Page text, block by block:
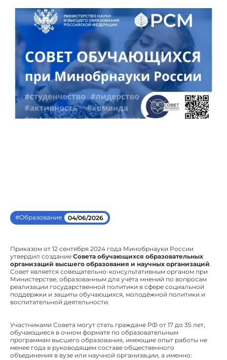
#Образование 04/06/2026
Приказом от 12 сентября 2024 года Минобрнауки России
утвердил создание Совета обучающихся образовательных
организаций высшего образования и научных организаций.
Совет является совещательно-консультативным органом при
Министерстве, образованным для учёта мнений по вопросам
реализации государственной политики в сфере социальной
поддержки и защиты обучающихся, молодёжной политики и
воспитательной деятельности.
Участниками Совета могут стать граждане РФ от 17 до 35 лет,
обучающиеся в очном формате по образовательным
программам высшего образования, имеющие опыт работы не
менее года в руководящем составе общественного
объединения в вузе или научной организации, а именно: